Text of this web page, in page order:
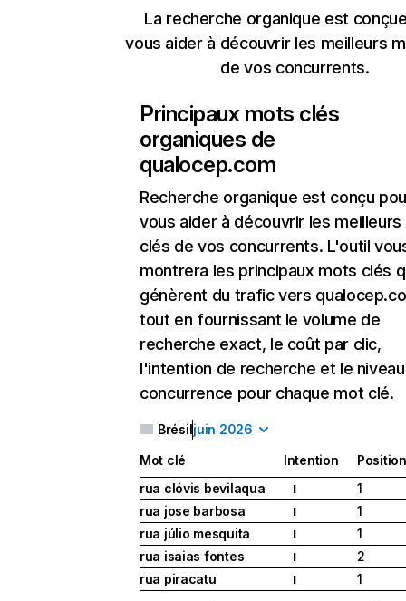
La recherche organique est
vous aider à découvrir les meilleurs
de vos concurrents.
Principaux mots clés
organiques de
qualocep.com
Recherche organique est conçu
vous aider à découvrir les
clés de vos concurrents. L'outil
montrera les principaux mots clés
génèrent du trafic vers
tout en fournissant le volume de
recherche exact, le coût par clic,
l'intention de recherche et le
concurrence pour chaque mot clé.
Brésiljuin 2026
Mot clé Intention
Position
rua clóvis bevilaqua
I
1
rua jose barbosa
I
1
rua júlio mesquita
I
1
rua isaias fontes
I
2
rua piracatu
I 1